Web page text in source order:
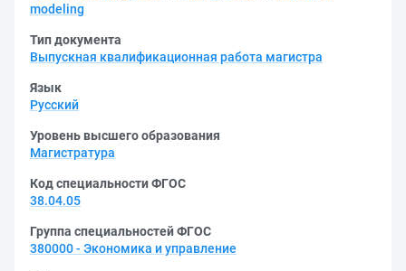
modeling
Тип документа
Выпускная квалификационная работа магистра
Язык
Русский
Уровень высшего образования
Магистратура
Код специальности ФГОС
38.04.05
Группа специальностей ФГОС
380000 - Экономика и управление